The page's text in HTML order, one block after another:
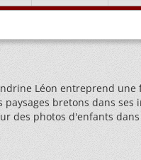
Léon entreprend une
bretons dans ses
des photos d'enfants